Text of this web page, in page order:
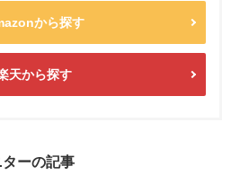
から探す
天から探す
ターの記事